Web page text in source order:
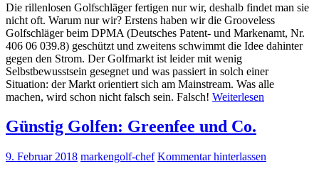
Die rillenlosen Golfschläger fertigen nur wir, deshalb findet man sie
nicht oft. Warum nur wir? Erstens haben wir die Grooveless
Golfschläger beim DPMA (Deutsches Patent- und Markenamt, Nr.
406 06 039.8) geschützt und zweitens schwimmt die Idee dahinter
gegen den Strom. Der Golfmarkt ist leider mit wenig
Selbstbewusstsein gesegnet und was passiert in solch einer
Situation: der Markt orientiert sich am Mainstream. Was alle
machen, wird schon nicht falsch sein. Falsch! Weiterlesen
Günstig Golfen: Greenfee und Co.
9. Februar 2018 markengolf-chef Kommentar hinterlassen